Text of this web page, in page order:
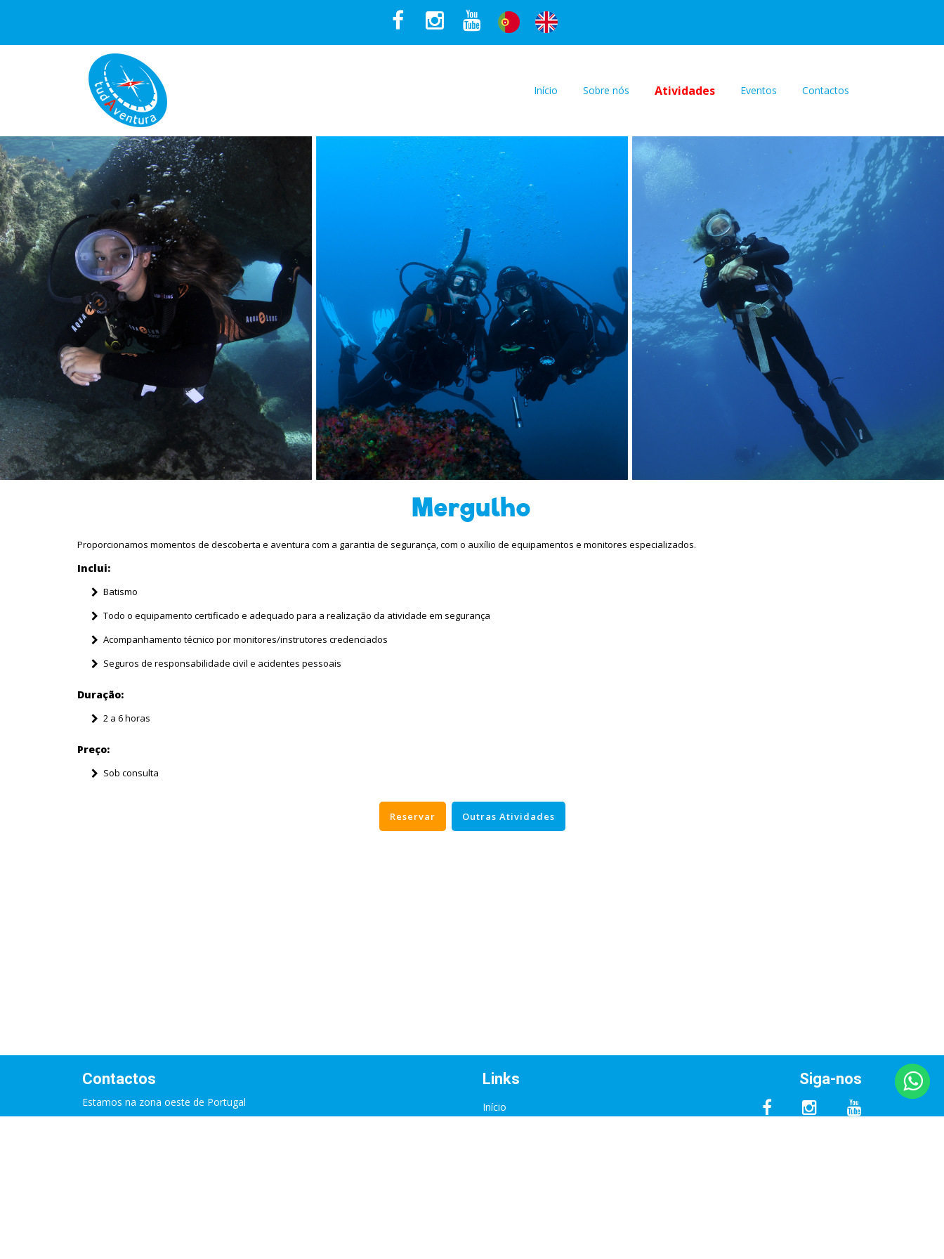
Início Sobre nós Atividades Eventos Contactos
Mergulho
Proporcionamos momentos de descoberta e aventura com a garantia de segurança, com o auxílio de equipamentos e monitores especializados.
Inclui:
Batismo
Todo o equipamento certificado e adequado para a realização da atividade em segurança
Acompanhamento técnico por monitores/instrutores credenciados
Seguros de responsabilidade civil e acidentes pessoais
Duração:
2 a 6 horas
Preço:
Sob consulta
Reservar Outras Atividades
Contactos
Estamos na zona oeste de Portugal
Links
Início
Siga-nos